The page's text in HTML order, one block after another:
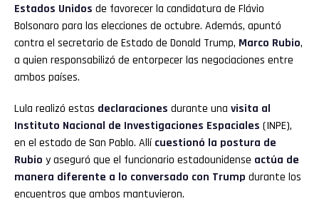
Estados Unidos de favorecer la candidatura de Flávio
Bolsonaro para las elecciones de octubre. Además, apuntó
contra el secretario de Estado de Donald Trump, Marco Rubio,
a quien responsabilizó de entorpecer las negociaciones entre
ambos países.
Lula realizó estas declaraciones durante una visita al
Instituto Nacional de Investigaciones Espaciales (INPE),
en el estado de San Pablo. Allícuestionó la postura de
Rubio y aseguró que el funcionario estadounidense actúa de
manera diferente a lo conversado con Trump durante los
encuentros que ambos mantuvieron.